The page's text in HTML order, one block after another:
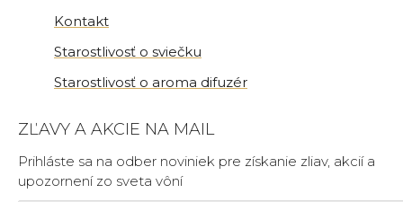
Kontakt
Starostlivosť o sviečku
Starostlivosť o aroma difuzér
ZĽAVY A AKCIE NA MAIL
Prihláste sa na odber noviniek pre získanie zliav, akcií a
upozornení zo sveta vôní